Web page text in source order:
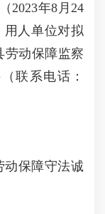
2023年8月24
用人单位对拟
劳动保障监察
联系电话：
保障守法诚